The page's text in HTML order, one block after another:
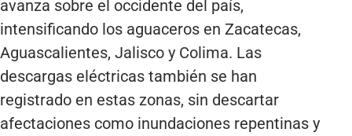
avanza sobre el occidente del país,
intensificando los aguaceros en Zacatecas,
Aguascalientes, Jalisco y Colima. Las
descargas eléctricas también se han
registrado en estas zonas, sin descartar
afectaciones como inundaciones repentinas y